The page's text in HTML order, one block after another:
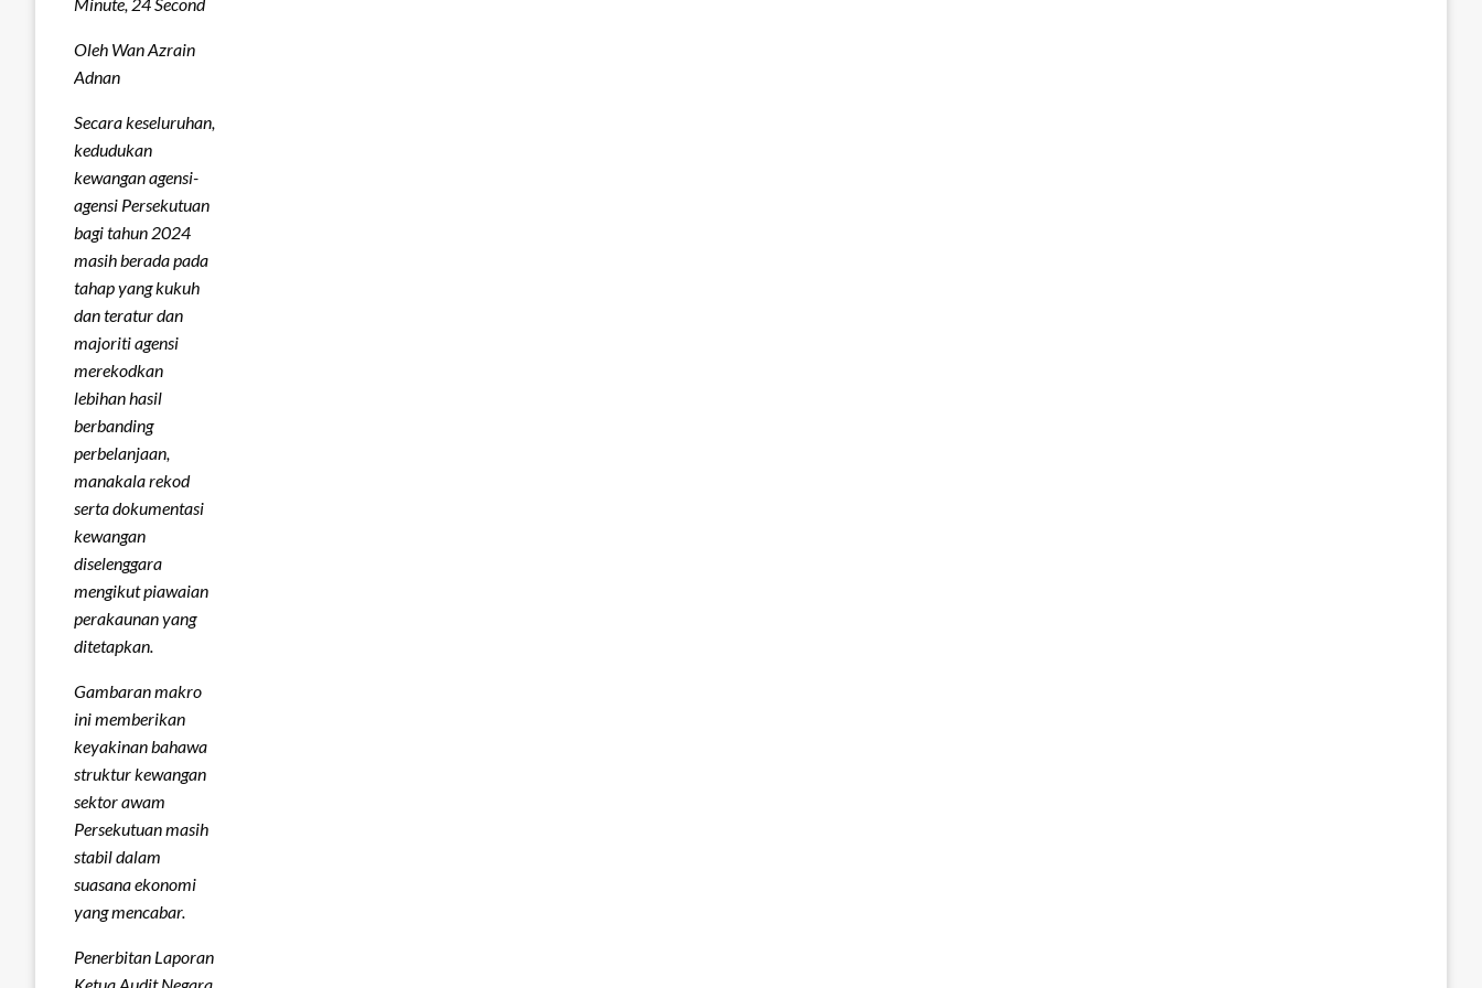
Minute, 24 Second
Oleh Wan Azrain
Adnan
Secara keseluruhan,
kedudukan
kewangan agensi-
agensi Persekutuan
bagi tahun 2024
masih berada pada
tahap yang kukuh
dan teratur dan
majoriti agensi
merekodkan
lebihan hasil
berbanding
perbelanjaan,
manakala rekod
serta dokumentasi
kewangan
diselenggara
mengikut piawaian
perakaunan yang
ditetapkan.
Gambaran makro
ini memberikan
keyakinan bahawa
struktur kewangan
sektor awam
Persekutuan masih
stabil dalam
suasana ekonomi
yang mencabar.
Penerbitan Laporan